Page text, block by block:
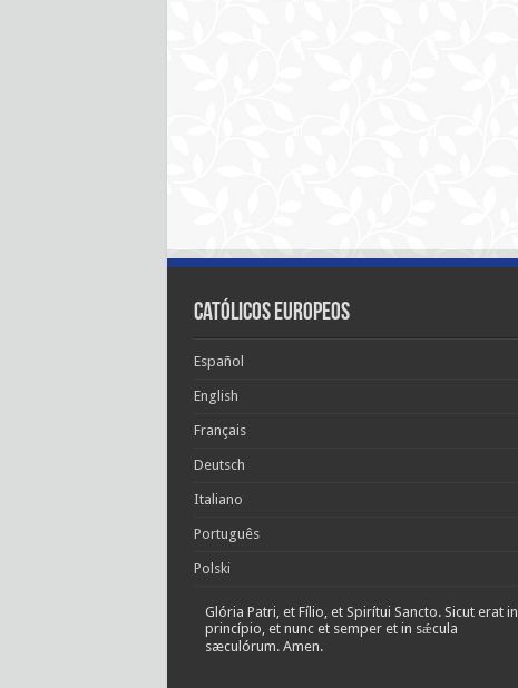
Católicos Europeos
Español
English
Français
Deutsch
Italiano
Português
Polski
Glória Patri, et Fílio, et Spirítui Sancto. Sicut erat in
princípio, et nunc et semper et in sǽcula
sæculórum. Amen.